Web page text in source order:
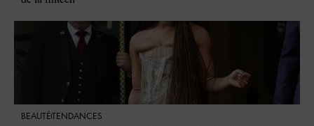
BEAUTÉTENDANCES